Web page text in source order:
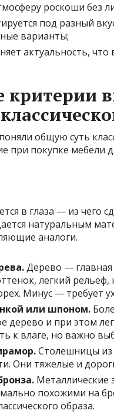
роскоши без
под разный
варианты;
актуальность,
критерии
общую суть
при покупке мебели
в глаза — из чего
натуральным
аналоги.
Дерево — главная
легкий
Минус — требует
или шпоном.
дерево и при этом
к влаге, но важно
Столешницы из
Они тяжелые и
похожими на
образа.